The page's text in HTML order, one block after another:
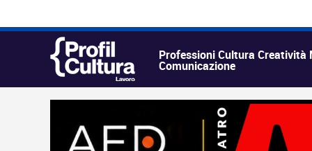
Professioni Cultura Creatività
Comunicazione